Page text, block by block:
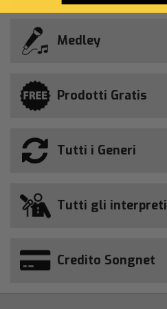
Medley
Prodotti Gratis
Tutti i Generi
Tutti gli interpreti
Credito Songnet